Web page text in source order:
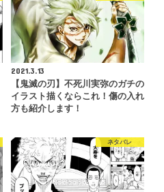
2021.3.13
【鬼滅の刃】不死川実弥のガチの
イラスト描くならこれ！傷の入れ
方も紹介します！
ネタバレ